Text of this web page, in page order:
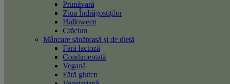
Primăvară
Ziua Îndrăgostiților
Halloween
Crăciun
Mâncare sănătoasă şi de dietă
Fără lactoză
Condimentată
Vegană
Fără gluten